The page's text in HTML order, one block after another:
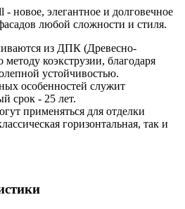
новое, элегантное и долговечное
любой сложности и стиля.
из ДПК (Древесно-
коэкструзии, благодаря
устойчивостью.
особенностей служит
срок - 25 лет.
применяться для отделки
горизонтальная, так и